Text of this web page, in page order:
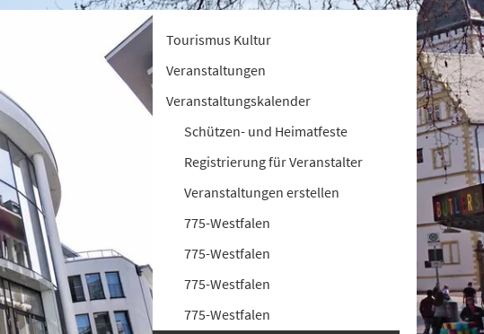
Tourismus Kultur
Veranstaltungen
Veranstaltungskalender
Schützen- und Heimatfeste
Registrierung für Veranstalter
Veranstaltungen erstellen
775-Westfalen
775-Westfalen
775-Westfalen
775-Westfalen